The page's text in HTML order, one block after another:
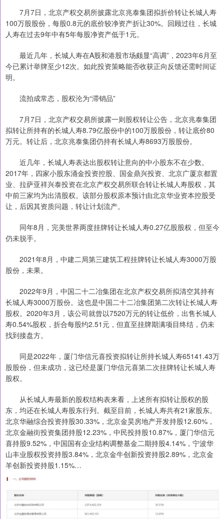
7月7日，北京产权交易所披露北京兆泰集团拟折价转让长城人寿
100万股股份，每股0.8元的底价较净资产折让30%。回顾过往，长城
人寿在过去9年中有5年每股净资产低于1元。
最近几年，长城人寿在A股和港股市场颇显“高调”，2023年6月至
今已累计举牌至少12次。如此投资策略能否收获正向反馈还需时间证
明。
流拍成常态，股权沦为“滞销品”
7月7日，北京产权交易所披露一则股权转让公告，北京兆泰集团
拟转让所持有的长城人寿8.79亿股份中的100万股股份，转让底价80
万元。转让后，北京兆泰集团仍持有长城人寿8693万股股份。
近几年，长城人寿表达出股权转让意向的中小股东不在少数。
2017年，四家小股东涌金投资控股、国金鼎兴投资、北京广厦京都置
业、拉萨亚祥兴泰投资在北京产权交易所联合转让长城人寿股权，其
中前三家均为出清股权。该部分股权原本预计由北京华业资本控股受
让，后因其资质问题，转让计划流产。
同年8月，完美世界两度挂牌转让长城人寿0.27亿股股权，但至今
仍未脱手。
2021年8月，中建二局第三建筑工程挂牌转让长城人寿3000万股
股份，未果。
2022年9月，中国二十二冶集团在北京产权交易所拟清空其持有
长城人寿3000万股份。这也是中国二十二冶集团第二次转让长城人寿
股权。2020年3月，该公司就曾以7520万元的转让低价，出售长城人
寿0.54%股权，折合每股约2.51元，但直至挂牌期满项目终结，仍未
找到接盘方。
同是2022年，厦门华信元喜投资拟转让所持长城人寿65141.43万
股股份，但未成功，这已经是厦门华信元喜第二次挂牌转让长城人寿
股权。
从长城人寿最新的股权结构表来看，上述所有拟转让股权的股
东，均还在长城人寿股东行列。截至目前，长城人寿共有21家股东。
北京华融综合投资持股30.33%，北京金昊房地产开发持股12.60%，
北京金融街投资集团持股12.23%，中民投持股10.87%，厦门华信元
喜持股9.52%，中国国有企业结构调整基金二期持股4.14%，宁波华
山丰业股权投资持股3.84%，北京金牛创新投资持股2.89%，北京金
羊创新投资持股1.15%…